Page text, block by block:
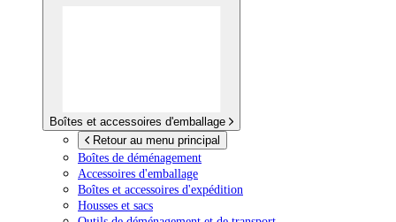
Boîtes et accessoires d'emballage
Retour au menu principal
Boîtes de déménagement
Accessoires d'emballage
Boîtes et accessoires d'expédition
Housses et sacs